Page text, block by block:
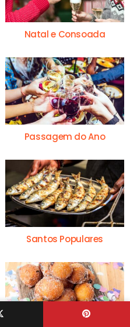
Natal e Consoada
Passagem do Ano
Santos Populares